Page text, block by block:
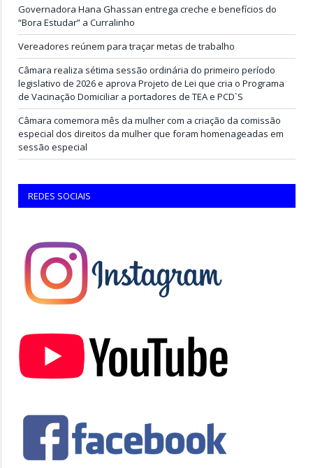
Governadora Hana Ghassan entrega creche e benefícios do
“Bora Estudar” a Curralinho
Vereadores reúnem para traçar metas de trabalho
Câmara realiza sétima sessão ordinária do primeiro período
legislativo de 2026 e aprova Projeto de Lei que cria o Programa
de Vacinação Domiciliar a portadores de TEA e PCD`S
Câmara comemora mês da mulher com a criação da comissão
especial dos direitos da mulher que foram homenageadas em
sessão especial
REDES SOCIAIS